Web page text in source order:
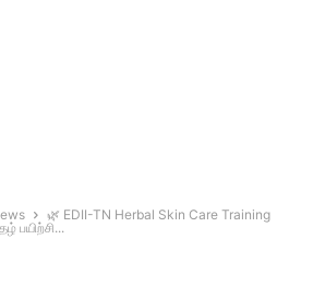
🌿 EDII-TN Herbal Skin Care Training
பயிற்சி...